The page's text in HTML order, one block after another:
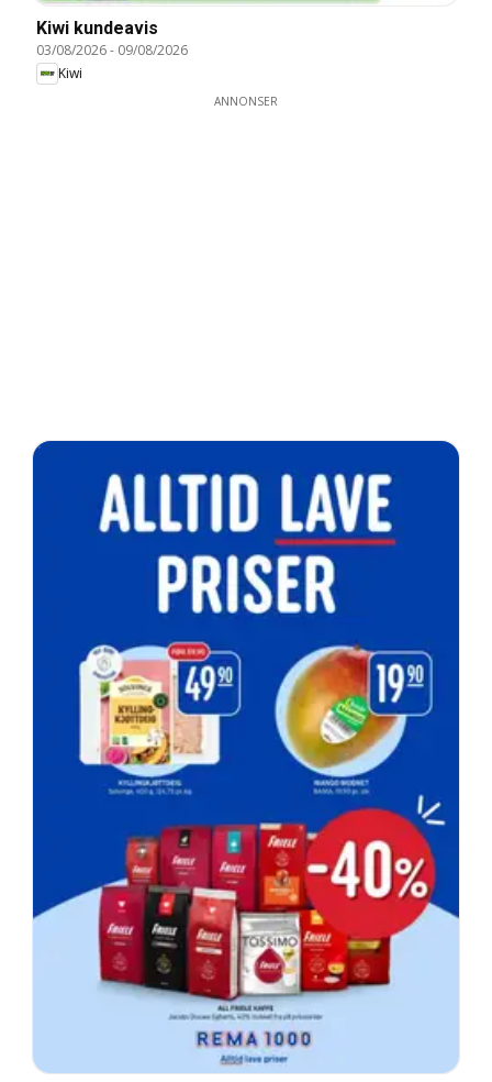
Kiwi kundeavis
03/08/2026- 09/08/2026
Kiwi
ANNONSER